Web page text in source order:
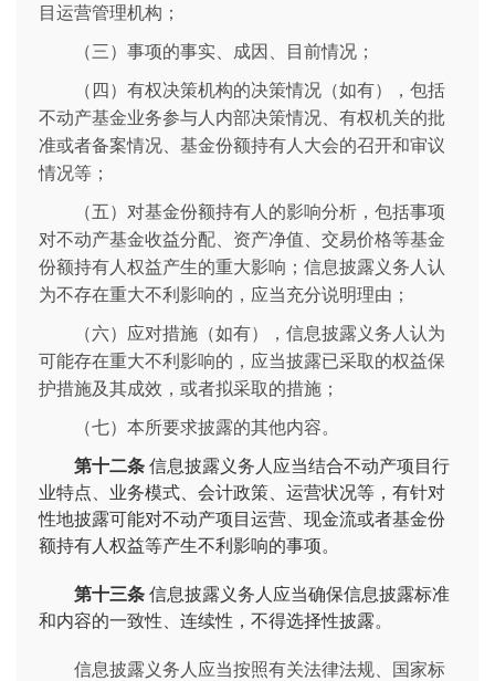
目运营管理机构；
（三）事项的事实、成因、目前情况；
（四）有权决策机构的决策情况（如有），包括
不动产基金业务参与人内部决策情况、有权机关的批
准或者备案情况、基金份额持有人大会的召开和审议
情况等；
（五）对基金份额持有人的影响分析，包括事项
对不动产基金收益分配、资产净值、交易价格等基金
份额持有人权益产生的重大影响；信息披露义务人认
为不存在重大不利影响的，应当充分说明理由；
（六）应对措施（如有），信息披露义务人认为
可能存在重大不利影响的，应当披露已采取的权益保
护措施及其成效，或者拟采取的措施；
（七）本所要求披露的其他内容。
第十二条 信息披露义务人应当结合不动产项目行
业特点、业务模式、会计政策、运营状况等，有针对
性地披露可能对不动产项目运营、现金流或者基金份
额持有人权益等产生不利影响的事项。
第十三条 信息披露义务人应当确保信息披露标准
和内容的一致性、连续性，不得选择性披露。
信息披露义务人应当按照有关法律法规、国家标